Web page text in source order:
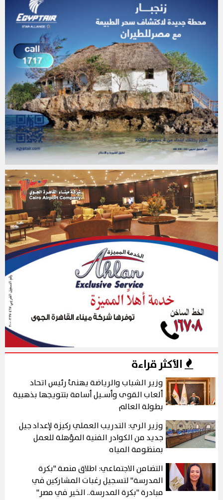
الأكثر قراءة
وزير الشباب والرياضة يهنئ رئيس اتحاد
ألعاب القوى وأسـيل أسامة بتتويجها بذهبية
بطولة العالم
وزير الري: التدريب العملي ركيزة لإعداد جيل
جديد من الكوادر الفنية المؤهلة للعمل
بمنظومة المياه
التضامن الاجتماعي: اطلاق منصة "بكرة
المدرسة" لتسجيل رغبات المشاركين في
مبادرة "بكرة المدرسة.. الخير في مصر"